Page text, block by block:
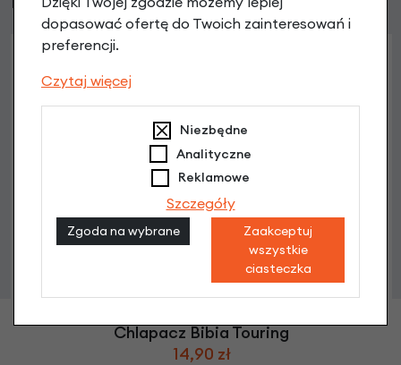
Chlapacz Bibia Touring
14,90 zł
dopasować ofertę do Twoich zainteresowań i
preferencji.
Czytaj więcej
Niezbędne
Analityczne
Reklamowe
Szczegóły
Zgoda na wybrane
Zaakceptuj
wszystkie
ciasteczka